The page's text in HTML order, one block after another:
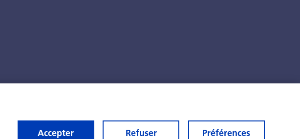
Préférences
Refuser
Accepter